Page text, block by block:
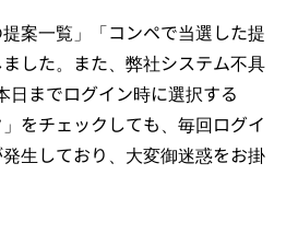
案一覧」「コンペで当選した提
した。また、弊社システム不具
日までログイン時に選択する
」をチェックしても、毎回ログイ
生しており、大変御迷惑をお掛